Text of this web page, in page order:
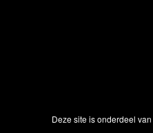
Deze site is onderdeel van